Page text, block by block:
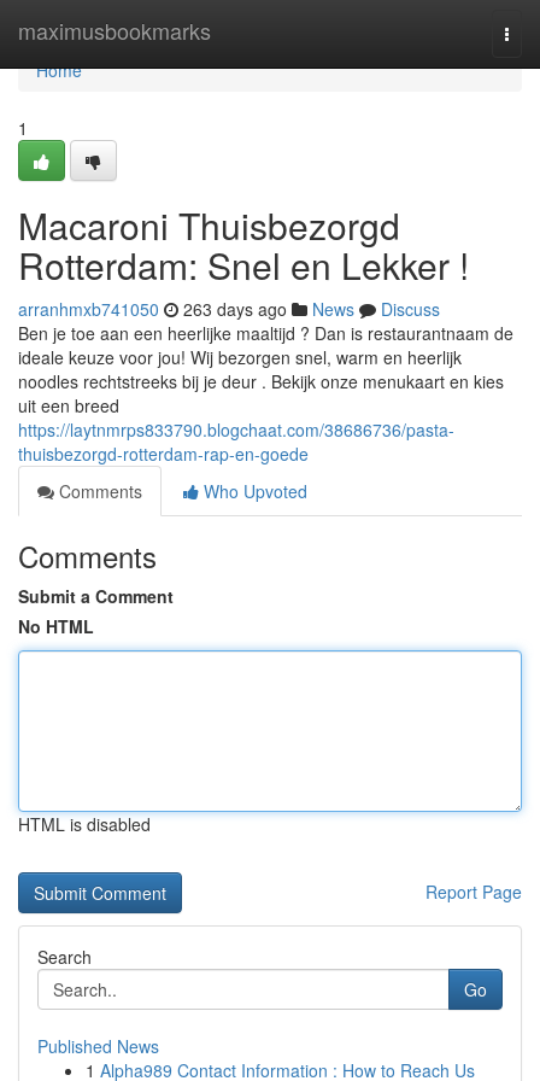
maximusbookmarks
Home
Home
1
Macaroni Thuisbezorgd
Rotterdam: Snel en Lekker !
arranhmxb741050 263 days ago News
Discuss
Ben je toe aan een heerlijke maaltijd ? Dan is restaurantnaam de
ideale keuze voor jou! Wij bezorgen snel, warm en heerlijk
noodles rechtstreeks bij je deur . Bekijk onze menukaart en kies
uit een breed
https://laytnmrps833790.blogchaat.com/38686736/pasta-
thuisbezorgd-rotterdam-rap-en-goede
Comments
Who Upvoted
Comments
Submit a Comment
No HTML
HTML is disabled
Report Page
Search
Go
Published News
1 Alpha989 Contact Information : How to Reach Us